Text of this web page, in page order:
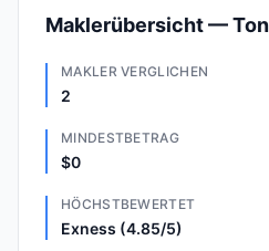
Maklerübersicht —
MAKLER VERGLICHEN
2
MINDESTBETRAG
$0
HÖCHSTBEWERTET
Exness (4.85/5)